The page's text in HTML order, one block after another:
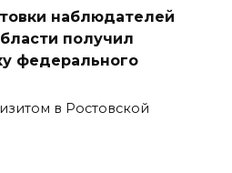
наблюдателей
получил
федерального
в Ростовской